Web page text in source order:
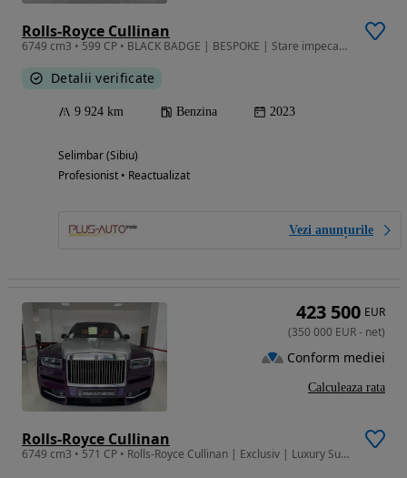
Rolls-Royce Cullinan
6749 cm3 • 599 CP • BLACK BADGE | BESPOKE | Stare impecabilă | TVA deductibil
Detalii verificate
9 924 km Benzina 2023
Selimbar (Sibiu)
Profesionist • Reactualizat
Vezi anunțurile
Rolls-Royce Cullinan
6749 cm3 • 571 CP • Rolls-Royce Cullinan | Exclusiv | Luxury Suv | Disponibil Imediat
423 500 EUR
(350 000 EUR- net)
Conform mediei
Calculeaza rata